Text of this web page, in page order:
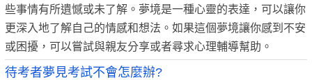
些事情有所遺憾或未了解。夢境是一種心靈的表達，可以讓你
更深入地了解自己的情感和想法。如果這個夢境讓你感到不安
或困擾，可以嘗試與親友分享或者尋求心理輔導幫助。
待考者夢見考試不會怎麼辦?